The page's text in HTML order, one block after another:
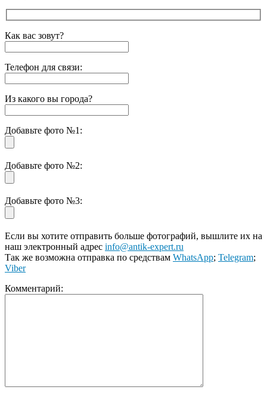
Как вас зовут?
Телефон для связи:
Из какого вы города?
Добавьте фото №1:
Добавьте фото №2:
Добавьте фото №3:
Если вы хотите отправить больше фотографий, вышлите их на
наш электронный адрес info@antik-expert.ru
Так же возможна отправка по средствам WhatsApp; Telegram;
Viber
Комментарий: